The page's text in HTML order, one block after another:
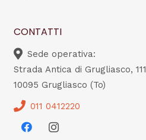
CONTATTI
Sede operativa:
Strada Antica di Grugliasco, 111
10095 Grugliasco (To)
011 0412220